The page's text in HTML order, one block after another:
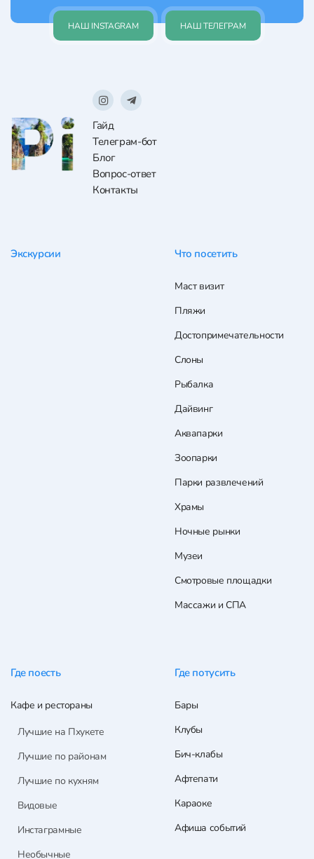
НАШ INSTAGRAM НАШ ТЕЛЕГРАМ
Гайд
Телеграм-бот
Блог
Вопрос-ответ
Контакты
Экскурсии Что посетить
Маст визит
Пляжи
Достопримечательности
Слоны
Рыбалка
Дайвинг
Аквапарки
Зоопарки
Парки развлечений
Храмы
Ночные рынки
Музеи
Смотровые площадки
Массажи и СПА
Где поесть
Кафе и рестораны
Лучшие на Пхукете
Лучшие по районам
Лучшие по кухням
Видовые
Инстаграмные
Необычные
Где потусить
Бары
Клубы
Бич-клабы
Афтепати
Караоке
Афиша событий